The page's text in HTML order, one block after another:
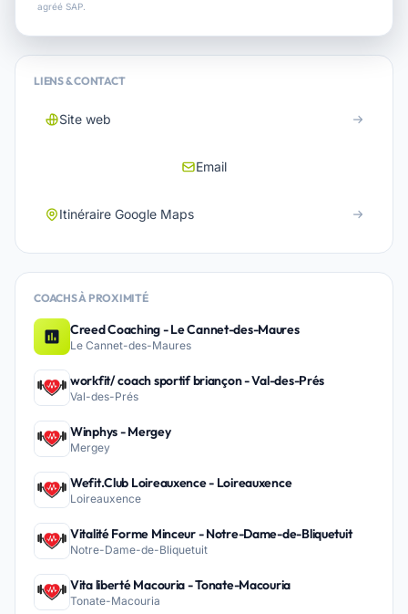
agréé SAP.
LIENS & CONTACT
Site web
Email
Itinéraire Google Maps
COACHS À PROXIMITÉ
Creed Coaching - Le Cannet-des-Maures
Le Cannet-des-Maures
workfit/ coach sportif briançon - Val-des-Prés
Val-des-Prés
Winphys - Mergey
Mergey
Wefit.Club Loireauxence - Loireauxence
Loireauxence
Vitalité Forme Minceur - Notre-Dame-de-Bliquetuit
Notre-Dame-de-Bliquetuit
Vita liberté Macouria - Tonate-Macouria
Tonate-Macouria